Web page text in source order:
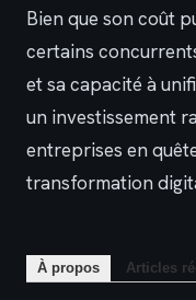
Bien que son coût
certains
et sa capacité à
un investissement
entreprises en
transformation
À propos Articles